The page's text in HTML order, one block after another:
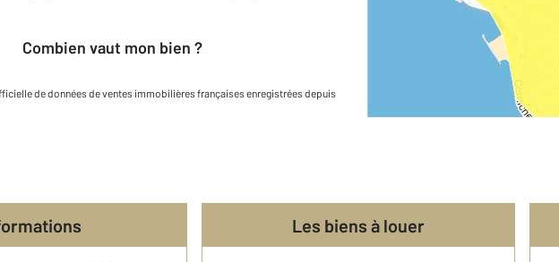
Combien vaut mon bien ?
de données de ventes immobilières françaises enregistrées depuis
Les biens à louer